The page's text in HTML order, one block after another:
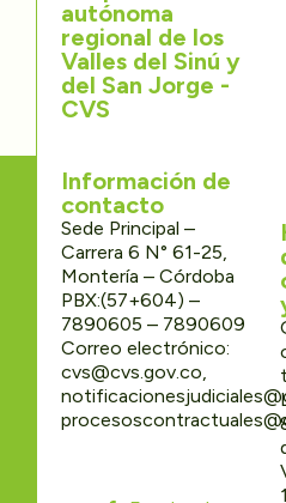
Contáctenos
autónoma
regional de los
Valles del Sinú y
del San Jorge -
CVS
Información de
contacto
Sede Principal –
Carrera 6 N° 61-25,
Montería – Córdoba
PBX:(57+604) –
7890605 – 7890609
Correo electrónico:
cvs@cvs.gov.co,